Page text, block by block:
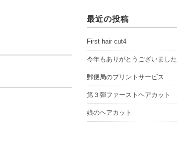
最近の投稿
First hair cut4
今年もありがとうございました
郵便局のプリントサービス
第３弾ファーストヘアカット
娘のヘアカット